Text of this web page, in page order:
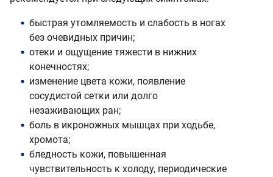
быстрая утомляемость и слабость в ногах
без очевидных причин;
отеки и ощущение тяжести в нижних
конечностях;
изменение цвета кожи, появление
сосудистой сетки или долго
незаживающих ран;
боль в икроножных мышцах при ходьбе,
хромота;
бледность кожи, повышенная
чувствительность к холоду, периодические